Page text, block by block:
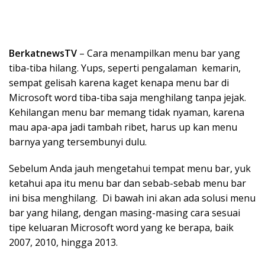
BerkatnewsTV – Cara menampilkan menu bar yang
tiba-tiba hilang. Yups, seperti pengalaman kemarin,
sempat gelisah karena kaget kenapa menu bar di
Microsoft word tiba-tiba saja menghilang tanpa jejak.
Kehilangan menu bar memang tidak nyaman, karena
mau apa-apa jadi tambah ribet, harus up kan menu
barnya yang tersembunyi dulu.
Sebelum Anda jauh mengetahui tempat menu bar, yuk
ketahui apa itu menu bar dan sebab-sebab menu bar
ini bisa menghilang. Di bawah ini akan ada solusi menu
bar yang hilang, dengan masing-masing cara sesuai
tipe keluaran Microsoft word yang ke berapa, baik
2007, 2010, hingga 2013.